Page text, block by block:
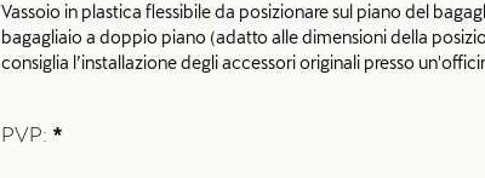
Vassoio in plastica flessibile da posizionare sul piano del
bagagliaio a doppio piano (adatto alle dimensioni della
consiglia l’installazione degli accessori originali presso
PVP: *